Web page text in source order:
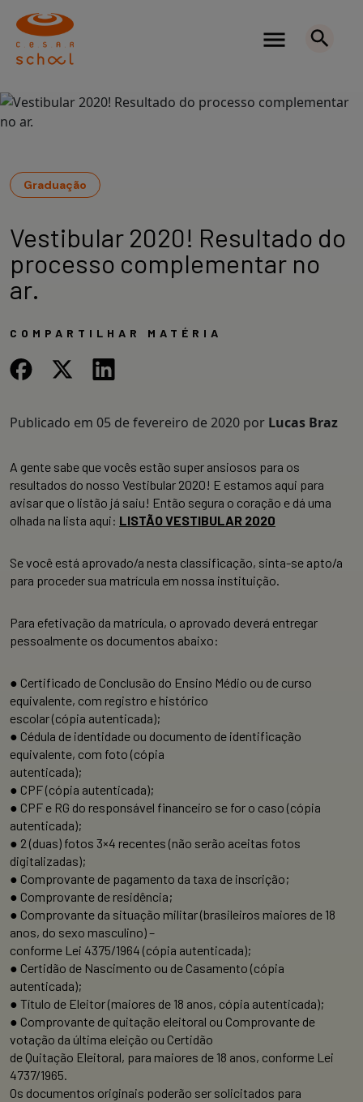
Graduação
Vestibular 2020! Resultado do
processo complementar no
ar.
COMPARTILHAR MATÉRIA
Publicado em 05 de fevereiro de 2020 por Lucas Braz
A gente sabe que vocês estão super ansiosos para os
resultados do nosso Vestibular 2020! E estamos aqui para
avisar que o listão já saiu! Então segura o coração e dá uma
olhada na lista aqui: LISTÃO VESTIBULAR 2020
Se você está aprovado/a nesta classificação, sinta-se apto/a
para proceder sua matrícula em nossa instituição.
Para efetivação da matrícula, o aprovado deverá entregar
pessoalmente os documentos abaixo:
● Certificado de Conclusão do Ensino Médio ou de curso
equivalente, com registro e histórico
escolar (cópia autenticada);
● Cédula de identidade ou documento de identificação
equivalente, com foto (cópia
autenticada);
● CPF (cópia autenticada);
● CPF e RG do responsável financeiro se for o caso (cópia
autenticada);
● 2 (duas) fotos 3×4 recentes (não serão aceitas fotos
digitalizadas);
● Comprovante de pagamento da taxa de inscrição;
● Comprovante de residência;
● Comprovante da situação militar (brasileiros maiores de 18
anos, do sexo masculino) –
conforme Lei 4375/1964 (cópia autenticada);
● Certidão de Nascimento ou de Casamento (cópia
autenticada);
● Título de Eleitor (maiores de 18 anos, cópia autenticada);
● Comprovante de quitação eleitoral ou Comprovante de
votação da última eleição ou Certidão
de Quitação Eleitoral, para maiores de 18 anos, conforme Lei
4737/1965.
Os documentos originais poderão ser solicitados para